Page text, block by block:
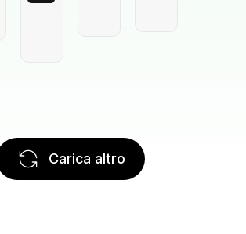
Carica altro